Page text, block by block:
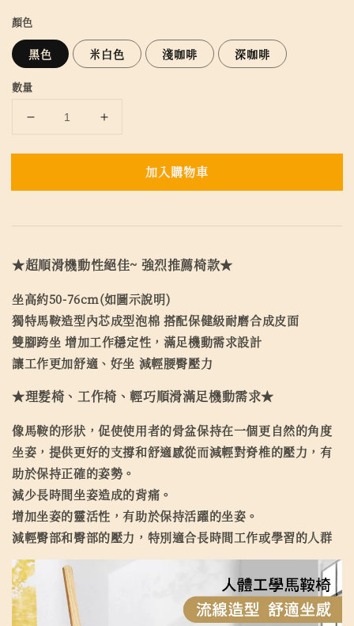
顏色
黑色 米白色 淺咖啡 深咖啡
數量
加入購物車
★超順滑機動性絕佳~ 強烈推薦椅款★
坐高約50-76cm(如圖示說明)
獨特馬鞍造型內芯成型泡棉 搭配保健級耐磨合成皮面
雙腳跨坐 增加工作穩定性，滿足機動需求設計
讓工作更加舒適、好坐 減輕腰臀壓力
★理髮椅、工作椅、輕巧順滑滿足機動需求★
像馬鞍的形狀，促使使用者的骨盆保持在一個更自然的角度
坐姿，提供更好的支撐和舒適感從而減輕對脊椎的壓力，有
助於保持正確的姿勢。
減少長時間坐姿造成的背痛。
增加坐姿的靈活性，有助於保持活躍的坐姿。
減輕臀部和臀部的壓力，特別適合長時間工作或學習的人群